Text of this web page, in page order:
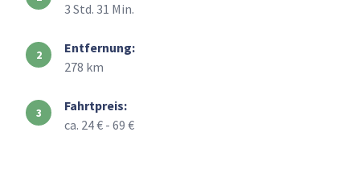
3 Std. 31 Min.
Entfernung:
278 km
Fahrtpreis:
ca. 24 € - 69 €